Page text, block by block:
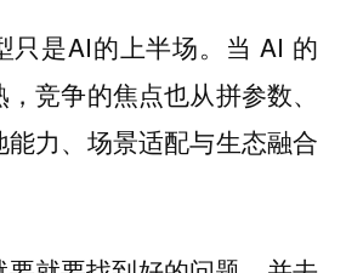
只是AI的上半场。当 AI 的
竞争的焦点也从拼参数、
力、场景适配与生态融合